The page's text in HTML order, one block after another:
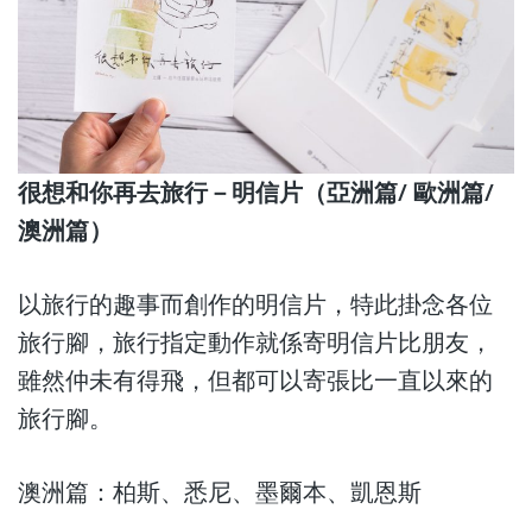
很想和你再去旅行－明信片（亞洲篇/ 歐洲篇/
澳洲篇）
以旅行的趣事而創作的明信片，特此掛念各位
旅行腳，旅行指定動作就係寄明信片比朋友，
雖然仲未有得飛，但都可以寄張比一直以來的
旅行腳。
澳洲篇：柏斯、悉尼、墨爾本、凱恩斯